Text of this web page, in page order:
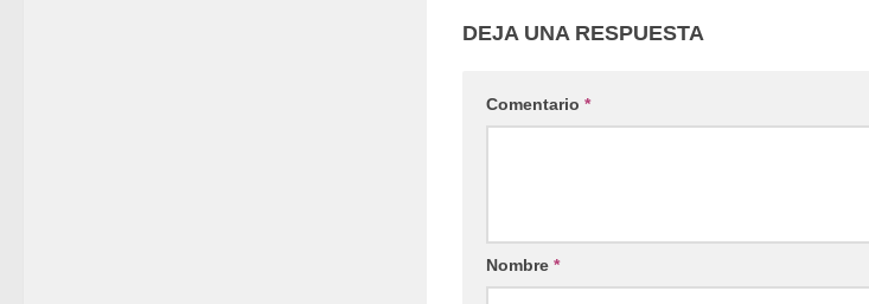
DEJA UNA RESPUESTA
Comentario *
Nombre *